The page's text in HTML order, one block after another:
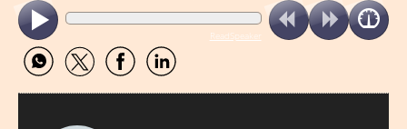
ReadSpeaker
Compartir
por
Compartir
por
Compartir
por
Compartir
por